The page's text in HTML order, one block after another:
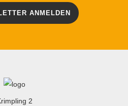
ANMELDEN
2